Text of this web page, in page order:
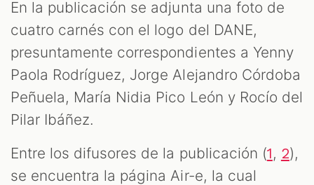
En la publicación se adjunta una foto de
cuatro carnés con el logo del DANE,
presuntamente correspondientes a Yenny
Paola Rodríguez, Jorge Alejandro Córdoba
Peñuela, María Nidia Pico León y Rocío del
Pilar Ibáñez.
Entre los difusores de la publicación (1, 2),
se encuentra la página Air-e, la cual